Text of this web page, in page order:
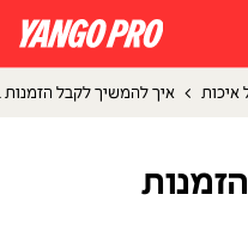
איכות איך להמשיך לקבל הזמנות